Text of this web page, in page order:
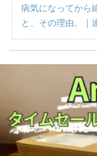
病気になってから
と、その理由。｜